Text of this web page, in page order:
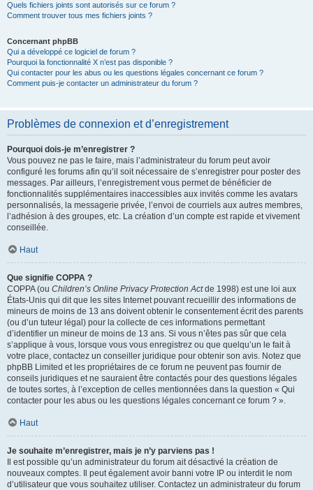
Quels fichiers joints sont autorisés sur ce forum ?
Comment trouver tous mes fichiers joints ?
Concernant phpBB
Qui a développé ce logiciel de forum ?
Pourquoi la fonctionnalité X n’est pas disponible ?
Qui contacter pour les abus ou les questions légales concernant ce forum ?
Comment puis-je contacter un administrateur du forum ?
Problèmes de connexion et d’enregistrement
Pourquoi dois-je m’enregistrer ?
Vous pouvez ne pas le faire, mais l’administrateur du forum peut avoir
configuré les forums afin qu’il soit nécessaire de s’enregistrer pour poster des
messages. Par ailleurs, l’enregistrement vous permet de bénéficier de
fonctionnalités supplémentaires inaccessibles aux invités comme les avatars
personnalisés, la messagerie privée, l’envoi de courriels aux autres membres,
l’adhésion à des groupes, etc. La création d’un compte est rapide et vivement
conseillée.
Haut
Que signifie COPPA ?
COPPA (ou Children’s Online Privacy Protection Actde 1998) est une loi aux
États-Unis qui dit que les sites Internet pouvant recueillir des informations de
mineurs de moins de 13 ans doivent obtenir le consentement écrit des parents
(ou d’un tuteur légal) pour la collecte de ces informations permettant
d’identifier un mineur de moins de 13 ans. Si vous n’êtes pas sûr que cela
s’applique à vous, lorsque vous vous enregistrez ou que quelqu’un le fait à
votre place, contactez un conseiller juridique pour obtenir son avis. Notez que
phpBB Limited et les propriétaires de ce forum ne peuvent pas fournir de
conseils juridiques et ne sauraient être contactés pour des questions légales
de toutes sortes, à l’exception de celles mentionnées dans la question « Qui
contacter pour les abus ou les questions légales concernant ce forum ? ».
Haut
Je souhaite m’enregistrer, mais je n’y parviens pas !
Il est possible qu’un administrateur du forum ait désactivé la création de
nouveaux comptes. Il peut également avoir banni votre IP ou interdit le nom
d’utilisateur que vous souhaitez utiliser. Contactez un administrateur du forum